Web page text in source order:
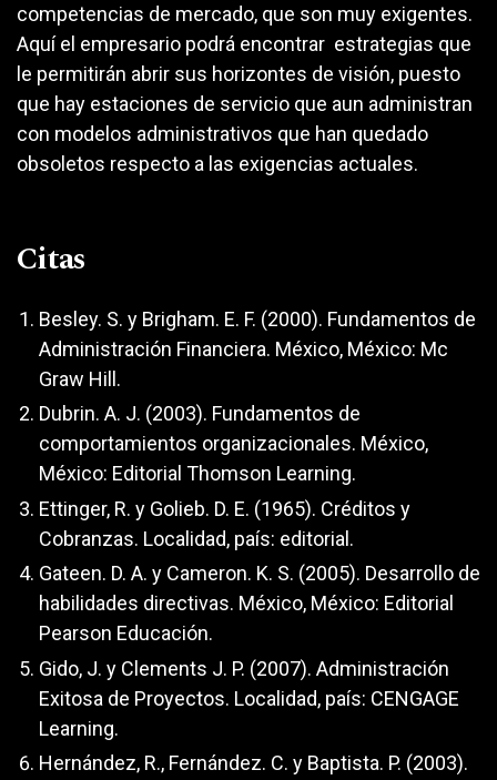
competencias de mercado, que son muy exigentes.
Aquí el empresario podrá encontrar estrategias que
le permitirán abrir sus horizontes de visión, puesto
que hay estaciones de servicio que aun administran
con modelos administrativos que han quedado
obsoletos respecto a las exigencias actuales.
Citas
Besley. S. y Brigham. E. F. (2000). Fundamentos de
Administración Financiera. México, México: Mc
Graw Hill.
Dubrin. A. J. (2003). Fundamentos de
comportamientos organizacionales. México,
México: Editorial Thomson Learning.
Ettinger, R. y Golieb. D. E. (1965). Créditos y
Cobranzas. Localidad, país: editorial.
Gateen. D. A. y Cameron. K. S. (2005). Desarrollo de
habilidades directivas. México, México: Editorial
Pearson Educación.
Gido, J. y Clements J. P. (2007). Administración
Exitosa de Proyectos. Localidad, país: CENGAGE
Learning.
Hernández, R., Fernández. C. y Baptista. P. (2003).